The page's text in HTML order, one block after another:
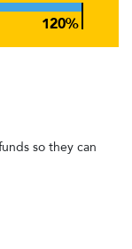
so they can